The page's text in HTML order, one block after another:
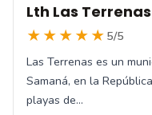
Lth Las
★★★★★ 5/5
Las Terrenas es un
Samaná, en la
playas de…